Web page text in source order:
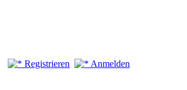
Registrieren
Anmelden